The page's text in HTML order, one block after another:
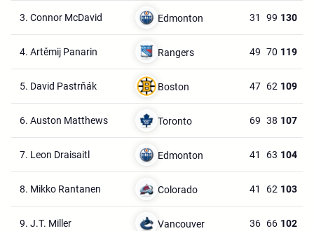
3. Connor McDavid Edmonton 31 99 130
4. Artěmij Panarin Rangers 49 70 119
5. David Pastrňák Boston 47 62 109
6. Auston Matthews Toronto 69 38 107
7. Leon Draisaitl Edmonton 41 63 104
8. Mikko Rantanen Colorado 41 62 103
9. J.T. Miller Vancouver 36 66 102